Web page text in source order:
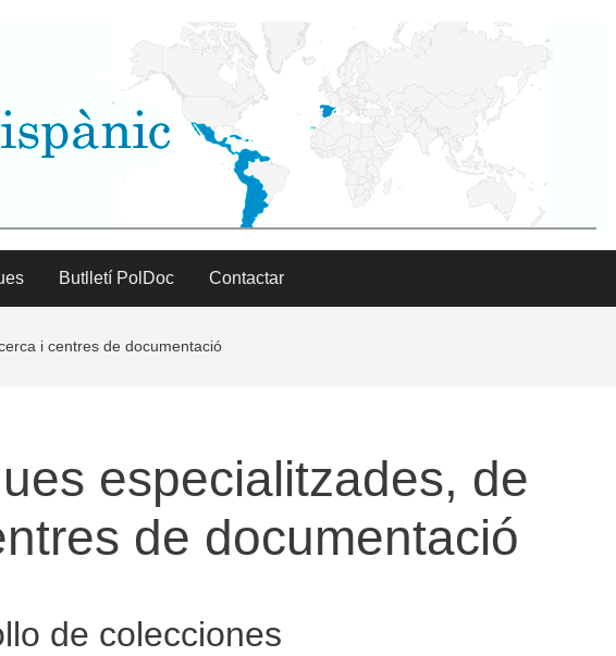
Butlletí PolDoc Contactar
i centres de documentació
especialitzades, de
de documentació
de colecciones